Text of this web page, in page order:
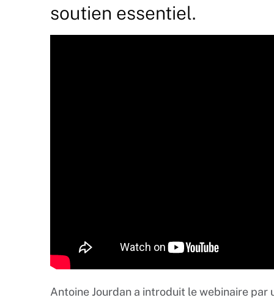
soutien essentiel.
Antoine Jourdan a introduit le webinaire par